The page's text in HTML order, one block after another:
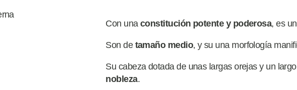
Con unaconstitución potente y poderosa, es
Son de tamaño medio, y su una morfología
Su cabeza dotada de unas largas orejas y un
nobleza.